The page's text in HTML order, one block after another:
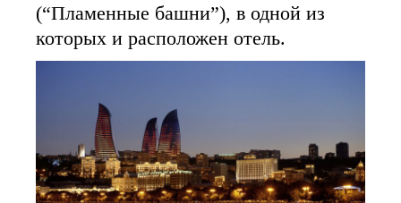
(“Пламенные башни”), в одной из
которых и расположен отель.